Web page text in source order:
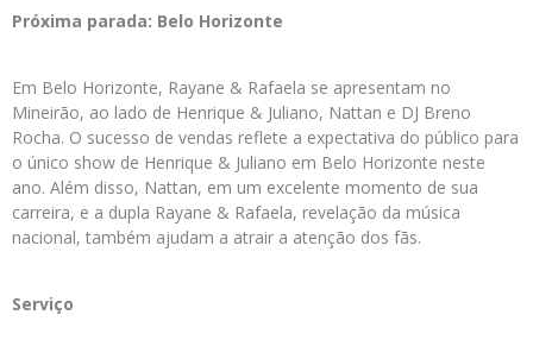
Próxima parada: Belo Horizonte
Em Belo Horizonte, Rayane & Rafaela se apresentam no
Mineirão, ao lado de Henrique & Juliano, Nattan e DJ Breno
Rocha. O sucesso de vendas reflete a expectativa do público para
o único show de Henrique & Juliano em Belo Horizonte neste
ano. Além disso, Nattan, em um excelente momento de sua
carreira, e a dupla Rayane & Rafaela, revelação da música
nacional, também ajudam a atrair a atenção dos fãs.
Serviço